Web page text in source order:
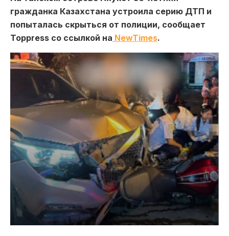
гражданка Казахстана устроила серию ДТП и
попыталась скрыться от полиции, сообщает
Toppress со ссылкой на NewTimes.